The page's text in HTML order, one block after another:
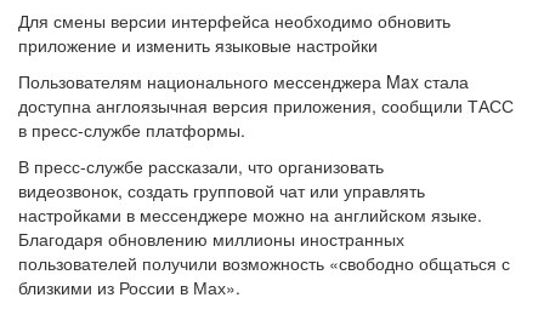
Для смены версии интерфейса необходимо обновить
приложение и изменить языковые настройки
Пользователям национального мессенджера Max стала
доступна англоязычная версия приложения, сообщили ТАСС
в пресс-службе платформы.
В пресс-службе рассказали, что организовать
видеозвонок, создать групповой чат или управлять
настройками в мессенджере можно на английском языке.
Благодаря обновлению миллионы иностранных
пользователей получили возможность «свободно общаться с
близкими из России в Мах».